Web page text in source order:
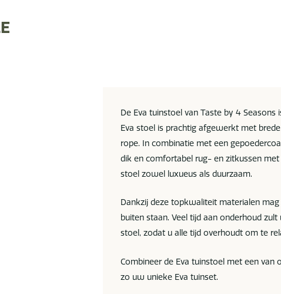
De Eva tuinstoel van Taste by 4 Seasons
Eva stoel is prachtig afgewerkt met
rope. In combinatie met een
dik en comfortabel rug- en zitkussen met
stoel zowel luxueus als duurzaam.
Dankzij deze topkwaliteit materialen
buiten staan. Veel tijd aan onderhoud
stoel, zodat u alle tijd overhoudt om te
Combineer de Eva tuinstoel met een van
zo uw unieke Eva tuinset.